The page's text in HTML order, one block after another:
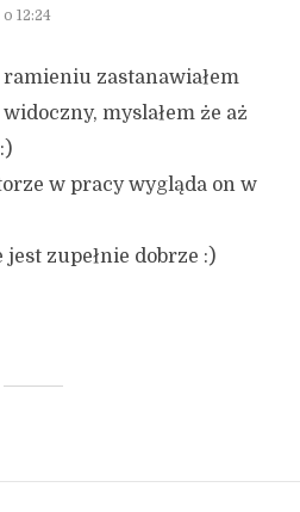
12:24
zastanawiałem
myslałem że aż
w pracy wygląda on w
zupełnie dobrze :)